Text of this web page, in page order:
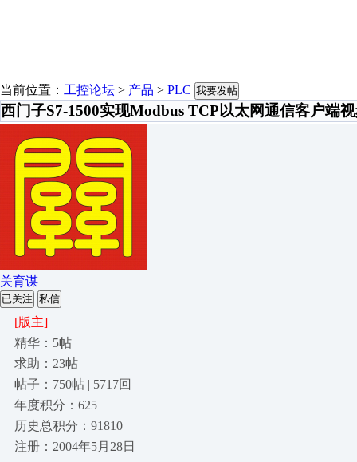
当前位置： 工控论坛 > 产品 > PLC 我要发帖
西门子S7-1500实现Modbus TCP以太网通信客户端
关育谋
已关注 私信
[版主]
精华：5帖
求助：23帖
帖子：750帖 | 5717回
年度积分：625
历史总积分：91810
注册：2004年5月28日